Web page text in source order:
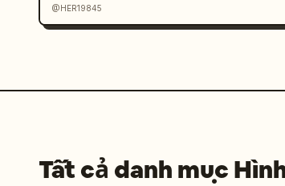
@HER19845
Tất cả danh mục